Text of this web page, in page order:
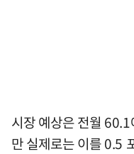
시장 예상은 전월
만 실제로는 이를 0.5